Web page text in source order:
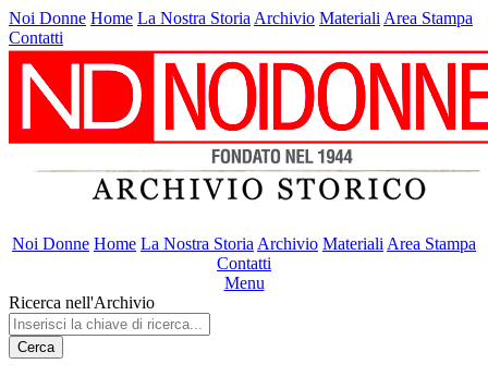
Noi Donne Home La Nostra Storia Archivio Materiali Area Stampa
Contatti
Noi Donne Home La Nostra Storia Archivio Materiali Area Stampa
Contatti
Menu
Ricerca nell'Archivio
Cerca